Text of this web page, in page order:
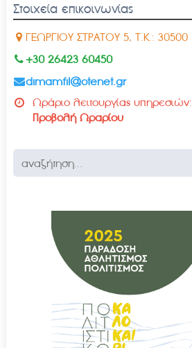
Στοιχεία επικοινωνίας
ΓΕΩΡΓΙΟΥ ΣΤΡΑΤΟΥ 5, Τ.Κ.: 30500
+30 26423 60450
dimamfil@otenet.gr
Ωράριο λειτουργίας υπηρεσιών:
Προβολή Ωραρίου